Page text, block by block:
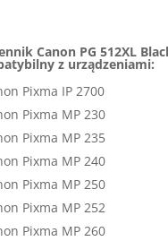
Canon PG 512XL
z urządzeniami:
Pixma IP 2700
Pixma MP 230
Pixma MP 235
Pixma MP 240
Pixma MP 250
Pixma MP 252
Pixma MP 260